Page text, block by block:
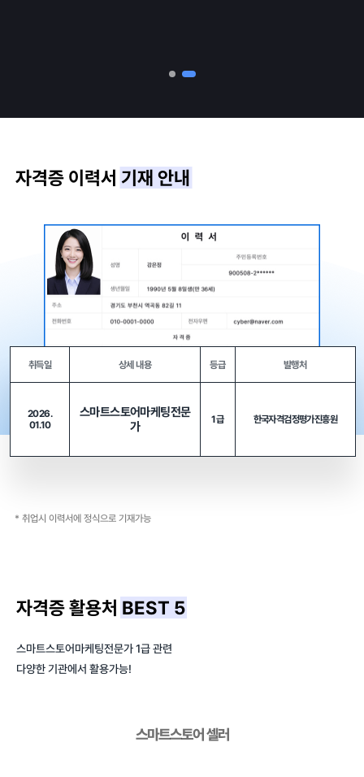
자격증 이력서 기재 안내
취득일
2026.
01.10
상세 내용
스마트스토어마케팅전문
가
등급
1급
발행처
한국자격검정평가진흥원
* 취업시 이력서에 정식으로 기재가능
자격증 활용처 BEST 5
스마트스토어마케팅전문가 1급 관련
다양한 기관에서 활용가능!
스마트스토어 셀러